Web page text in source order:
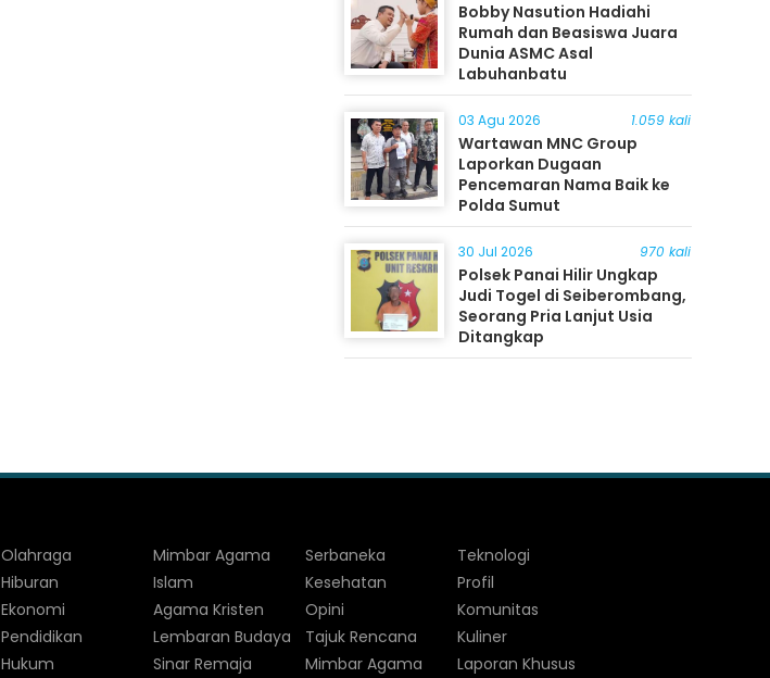
Bobby Nasution Hadiahi
Rumah dan Beasiswa Juara
Dunia ASMC Asal
Labuhanbatu
03 Agu 2026 1.059 kali
Wartawan MNC Group
Laporkan Dugaan
Pencemaran Nama Baik ke
Polda Sumut
30 Jul 2026 970 kali
Polsek Panai Hilir Ungkap
Judi Togel di Seiberombang,
Seorang Pria Lanjut Usia
Ditangkap
Olahraga
Hiburan
Ekonomi
Pendidikan
Hukum
Mimbar Agama
Islam
Agama Kristen
Lembaran Budaya
Sinar Remaja
Serbaneka
Kesehatan
Opini
Tajuk Rencana
Mimbar Agama
Teknologi
Profil
Komunitas
Kuliner
Laporan Khusus